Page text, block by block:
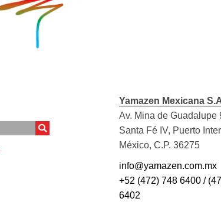
Yamazen Mexicana
Av. Mina de Guadalupe
Santa Fé IV, Puerto
México, C.P. 36275
info@yamazen.com.mx
+52 (472) 748 6400 /
6402